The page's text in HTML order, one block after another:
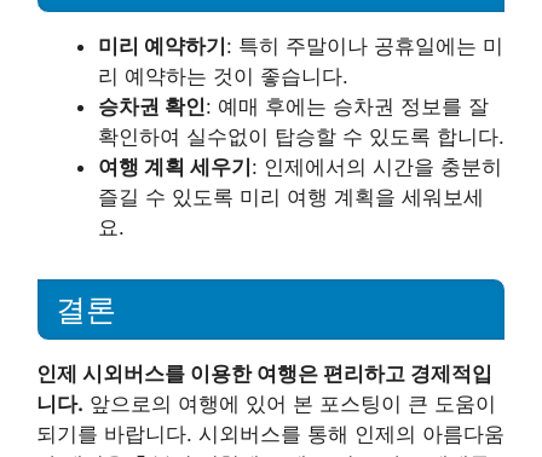
미리 예약하기: 특히 주말이나 공휴일에는 미
리 예약하는 것이 좋습니다.
승차권 확인: 예매 후에는 승차권 정보를 잘
확인하여 실수없이 탑승할 수 있도록 합니다.
여행 계획 세우기: 인제에서의 시간을 충분히
즐길 수 있도록 미리 여행 계획을 세워보세
요.
결론
인제 시외버스를 이용한 여행은 편리하고 경제적입
니다. 앞으로의 여행에 있어 본 포스팅이 큰 도움이
되기를 바랍니다. 시외버스를 통해 인제의 아름다움